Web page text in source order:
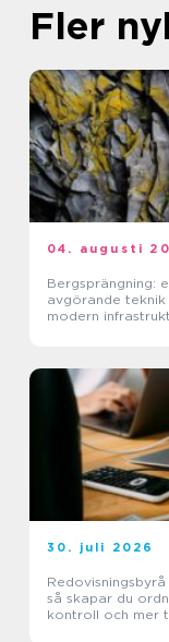
Fler
04. augusti
Bergsprängning:
avgörande teknik
modern
30. juli 2026
så skapar du
kontroll och mer